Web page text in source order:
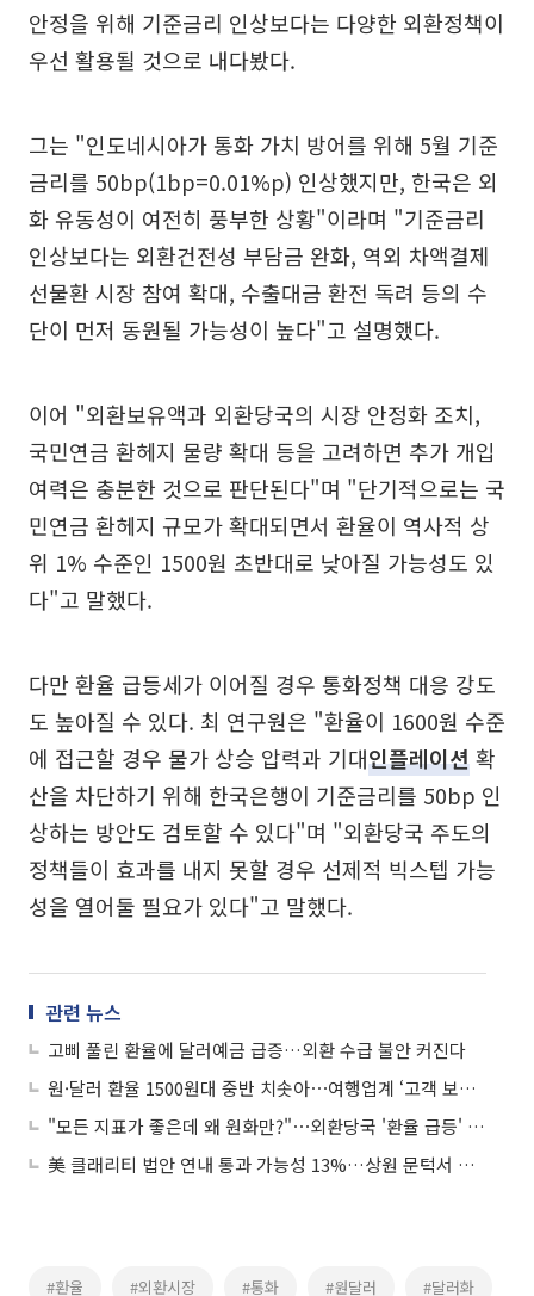
안정을 위해 기준금리 인상보다는 다양한 외환정책이
우선 활용될 것으로 내다봤다.
그는 "인도네시아가 통화 가치 방어를 위해 5월 기준
금리를 50bp(1bp=0.01%p) 인상했지만, 한국은 외
화 유동성이 여전히 풍부한 상황"이라며 "기준금리
인상보다는 외환건전성 부담금 완화, 역외 차액결제
선물환 시장 참여 확대, 수출대금 환전 독려 등의 수
단이 먼저 동원될 가능성이 높다"고 설명했다.
이어 "외환보유액과 외환당국의 시장 안정화 조치,
국민연금 환헤지 물량 확대 등을 고려하면 추가 개입
여력은 충분한 것으로 판단된다"며 "단기적으로는 국
민연금 환헤지 규모가 확대되면서 환율이 역사적 상
위 1% 수준인 1500원 초반대로 낮아질 가능성도 있
다"고 말했다.
다만 환율 급등세가 이어질 경우 통화정책 대응 강도
도 높아질 수 있다. 최 연구원은 "환율이 1600원 수준
에 접근할 경우 물가 상승 압력과 기대인플레이션확
산을 차단하기 위해 한국은행이 기준금리를 50bp 인
상하는 방안도 검토할 수 있다"며 "외환당국 주도의
정책들이 효과를 내지 못할 경우 선제적 빅스텝 가능
성을 열어둘 필요가 있다"고 말했다.
관련 뉴스
고삐 풀린 환율에 달러예금 급증…외환 수급 불안 커진다
원·달러 환율 1500원대 중반 치솟아⋯여행업계 ‘고객 보호’ 총력
"모든 지표가 좋은데 왜 원화만?"⋯외환당국 '환율 급등' 구두 개입
美 클래리티 법안 연내 통과 가능성 13%…상원 문턱서 제동
#환율 #외환시장 #통화 #원달러 #달러화